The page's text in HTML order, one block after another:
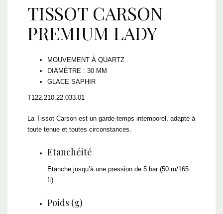
TISSOT CARSON
PREMIUM LADY
MOUVEMENT À QUARTZ
DIAMÈTRE : 30 MM
GLACE SAPHIR
T122.210.22.033.01
La Tissot Carson est un garde-temps intemporel, adapté à
toute tenue et toutes circonstances.
Etanchéité
Etanche jusqu’à une pression de 5 bar (50 m/165
ft)
Poids (g)